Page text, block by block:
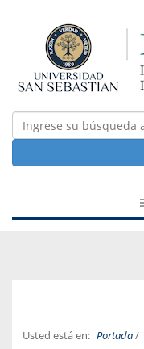
Usted está en: Portada/